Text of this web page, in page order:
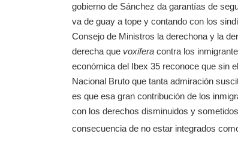
gobierno de Sánchez da garantías de
va de guay a tope y contando con los
Consejo de Ministros la derechona y la
derecha que voxifera contra los
económica del Ibex 35 reconoce que sin
Nacional Bruto que tanta admiración
es que esa gran contribución de los
con los derechos disminuidos y
consecuencia de no estar integrados